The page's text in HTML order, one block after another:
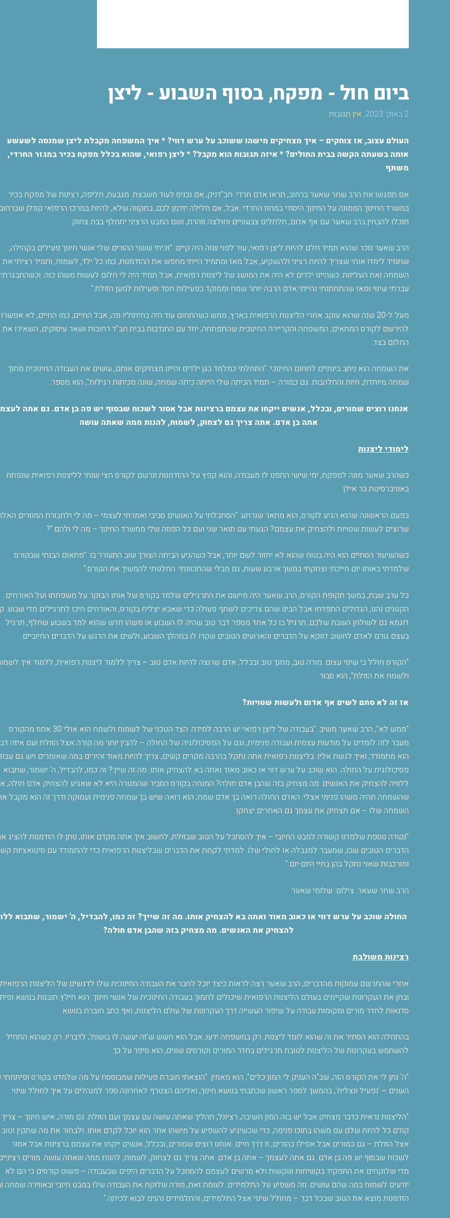
ביום חול - מפקח, בסוף השבוע - ליצן
2 באוק׳ 2023, אין תגובות
העולם עצוב, אז צוחקים – איך מצחיקים מישהו ששוכב על ערש דווי? * איך המשפחה מקבלת ליצן שמנסה לשעשע
אותה בשעתה הקשה בבית החולים? * איזה תגובות הוא מקבל? * ליצן רפואי, שהוא בכלל מפקח בכיר במגזר החרדי,
משתף
אם תפגשו את הרב שחר שאער ברחוב, תראו אדם חרדי. חב"דניק, אם נכניס לעוד משבצת. מגבעת, חליפה, רצינות של מפקח בכיר
במשרד החינוך הממונה על החינוך היסודי במחוז החרדי. אבל, אם חלילה יזדמן לכם, בתקווה שלא, להיות במרכז הרפואי קפלן
תוכלו להבחין ברב שאער עם אף אדום, תלתלים צבעוניים וחולצה זוהרת, ושם המבט הרציני יתחלף בבת צחוק.
הרב שאער נזכר שהוא תמיד חלם להיות ליצן רפואי, עוד לפני שזה היה קיים: "זכיתי ששני ההורים שלי אנשי חינוך פעילים בקהילה,
שתמיד לימדו אותי שצריך להיות רציני ולהשקיע, אבל מאז ומתמיד הייתי מחפש את ההזדמנות, כמו כל ילד, לשמוח, ותמיד רציתי את
השמחה ואת העליזות. כשהיינו ילדים לא היה את המושג של ליצנות רפואית, אבל תמיד היה לי חלום לעשות משהו כזה.
עברתי שינוי ומאז שהתחתנתי נהייתי אדם הרבה יותר שמח וממוקד בפעילות חסד ופעילות למען הזולת".
מעל ל-20 שנה שהוא עוקב אחרי הליצנות הרפואית בארץ, ממש כשהתחום עוד היה בחיתוליו פה, אבל החיים, כמו החיים, לא
להירשם לקורס המתאים; המשפחה והקריירה החינוכית שהתפתחה, יחד עם התנדבות בבית חב"ד רחובות ושאר עיסוקים, השאירו את
החלום בצד.
את השמחה הוא ניתב בינתיים לתחום החינוכי: "התחלתי כמלמד בגן ילדים והיינו מצחיקים אותם, עושים את העבודה החינוכית מתוך
שמחה מיוחדת, חיות והתלהבות. גם כמורה – תמיד הכיתה שלי הייתה כיתה שמחה, שונה מכיתות רגילות", הוא מספר.
אנחנו רוצים שמורים, ובכלל, אנשים ייקחו את עצמם ברצינות אבל אסור לשכוח שבסוף יש פה בן אדם. גם אתה
אתה בן אדם. אתה צריך גם לצחוק, לשמוח, להנות ממה שאתה עושה
לימודי ליצנות
כשהרב שאער מונה למפקח, ימי שישי התפנו לו מעבודה, והוא קפץ על ההזדמנות ונרשם לקורס חצי שנתי לליצנות רפואית שנפתח
באוניברסיטת בר אילן.
בפעם הראשונה שהוא הגיע לקורס, הוא מתאר שנרתע: "הסתכלתי על האנשים סביבי ואמרתי לעצמי – מה לי ולחבורת המוזרים
שרוצים לעשות שטויות ולהצחיק את עצמם? הגעתי עם תואר שני ועם כל הפוזה שלי ממשרד החינוך – מה לי ולהם?".
כשהשיעור הסתיים הוא היה בטוח שהוא לא יחזור לשם יותר, אבל כשהגיע הביתה הצורך שוב התעורר בו: "פתאום הבנתי שבקורס
שלמדתי באותו יום חייכתי וצחקתי במשך ארבע שעות, גם מבלי שהתכוונתי. החלטתי להמשיך את הקורס".
כל ערב שבת, במשך תקופת הקורס, הרב שאער היה מיישם את התרגילים שלמד בקורס של אותו הבוקר על משפחתו ועל האורחים.
הקטנים נהנו, הגדולים התפדחו אבל הבינו שהם צריכים לשתף פעולה כדי שאבא יצליח בקורס, והאורחים חיכו לתרגילים מדי שבוע.
דוגמא גם לשולחן השבת שלכם; תרגיל בו כל אחד מספר דבר טוב שהיה לו השבוע או משהו חדש שהוא למד בשבוע שחלף, תרגיל
בעצם גורם לאדם לחשוב דווקא על הדברים והארועים הטובים שקרו לו במהלך השבוע, ולשים את הדגש על הדברים החיוביים.
"הקורס חולל בי שינוי עצום. מורה טוב, מחנך טוב ובכלל, אדם שרוצה להיות אדם טוב – צריך ללמוד ליצנות רפואית, ללמוד איך
ולשמח את הזולת", הוא סבור.
אז זה לא סתם לשים אף אדום ולעשות שטויות?
"
ממש לא", הרב שאער משיב. "בעבודה של ליצן רפואי יש הרבה למידה. הצד הטכני של לשמוח ולשמח הוא אולי 30 אחוז מהקורס.
מעבר לזה לומדים על מודעות עצמית ועבודה פנימית, וגם על הפסיכולוגיה של החולה – להבין יותר מה קורה אצל הזולת ועם איזה
הוא מתמודד, ואיך לגשת אליו. בליצנות רפואית אתה נתקל בהרבה מקרים קשים, צריך להיות מאוד זהירים במה שאומרים ויש גם
פסיכולוגית על החולה. הוא שוכב על ערש דווי או כאוב מאוד ואתה בא להצחיק אותו. מה זה שייך? זה כמו, להבדיל, ה' ישמור, שתבוא
ללוויה להצחיק את האנשים. מה מצחיק בזה שהבן אדם חולה? המנחה בקורס הסביר שהמטרה היא לא שאגיע להצחיק אדם חולה,
שהשמחה תהיה משהו פנימי אצלי. האדם החולה רואה בך אדם שמח; הוא רואה שיש בך שמחה פנימית ועמוקה ודרך זה הוא מקבל
השמחה שלו – אם תצחיק את עצמך גם האחרים יצחקו.
"נקודה נוספת שלמדנו קשורה למבט החיובי – איך להסתכל על הטוב שבזולת, לחשוב איך אתה מקדם אותו, נותן לו הזדמנות להציג
הדברים הטובים שבו, שמעבר למגבלה או לחולי שלו. למדתי לקחת את הדברים שבליצנות הרפואית כדי להתמודד עם סיטואציות
ומורכבות שאני נתקל בהן בחיי היום-יום".
הרב שחר שעאר. צילום: שלומי שאער
החולה שוכב על ערש דווי או כאוב מאוד ואתה בא להצחיק אותו. מה זה שייך? זה כמו, להבדיל, ה' ישמור, שתבוא
להצחיק את האנשים. מה מצחיק בזה שהבן אדם חולה?
רצינות משולבת
אחרי שהתרשם עמוקות מהדברים, הרב שאער רצה לראות כיצד יוכל לחבר את העבודה החינוכית שלו לדגשים של הליצנות
ובחן את העקרונות שקיימים בעולם הליצנות הרפואית שיכולים לתמוך בעבודה החינוכית של אנשי חינוך. הוא חילץ תובנות בנושא
סדנאות לחדר מורים ומקומות עבודה על שיפור העשייה דרך העקרונות של עולם הליצנות, ואף כתב חוברת בנושא.
בהתחלה הוא הסתיר את זה שהוא לומד ליצנות. רק במשפחה ידעו, אבל הוא חשש ש'זה יעשה לו בושות', לדבריו. רק כשהוא התחיל
להשתמש בעקרונות של הליצנות לטובת תרגילים בחדר המורים וקורסים שונים, הוא סיפר על כך.
"ה' נתן לי את הקורס הזה, שב"ה העניק לי המון כלים", הוא מאמין. "הוצאתי חוברת פעילות שמבוססת על מה שלמדנו בקורס
השנים – 'נפעיל ונצליח', בהמשך לספר ראשון שכתבתי בנושא חינוך, ואליהם הצטרף לאחרונה ספר למנהלים על איך לחולל שינוי.
"הליצנות נראית כדבר מצחיק אבל יש בזה המון חשיבה, רציונל, תהליך שאתה עושה עם עצמך ועם הזולת. גם מורה, איש חינוך – צריך
קודם כל להיות שלם עם משהו בתוכו פנימה, כדי שכשיגיע להשפיע על מישהו אחר הוא יוכל לקדם אותו. ולבחור את מה שתקין וטוב
אצל הזולת – גם כמורים אבל אפילו כהורים, זו דרך חיים. אנחנו רוצים שמורים, ובכלל, אנשים ייקחו את עצמם ברצינות אבל אסור
לשכוח שבסוף יש פה בן אדם. גם אתה לעצמך – אתה בן אדם. אתה צריך גם לצחוק, לשמוח, להנות ממה שאתה עושה. מורים
מדי שלוקחים את התפקיד בקשיחות ונוקשות ולא מרשים לעצמם להסתכל על הדברים היפים שבעבודה – פשוט קורסים כי הם לא
יודעים לשמוח במה שהם עושים. וזה משפיע על התלמידים. לעומת זאת, מורה שלוקח את העבודה שלו במבט חיובי ובאווירה שמחה
הזדמנות מוצא את הטוב שבכל דבר – מחולל שינוי אצל התלמידים, והתלמידים נהנים לבוא לכיתה".